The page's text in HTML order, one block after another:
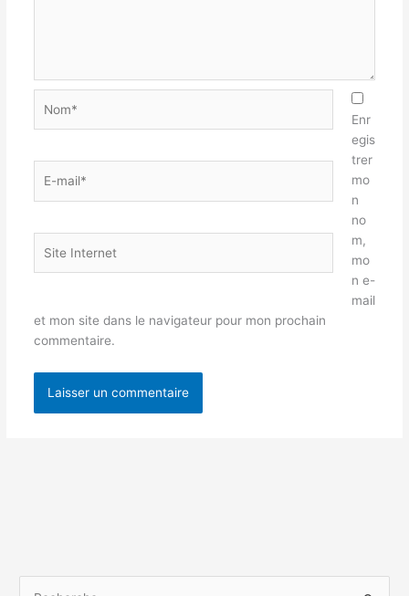
mail*
Internet
Enr
egis
trer
mo
n
no
m,
mo
n e-
mail
et mon site dans le navigateur pour mon prochain
commentaire.